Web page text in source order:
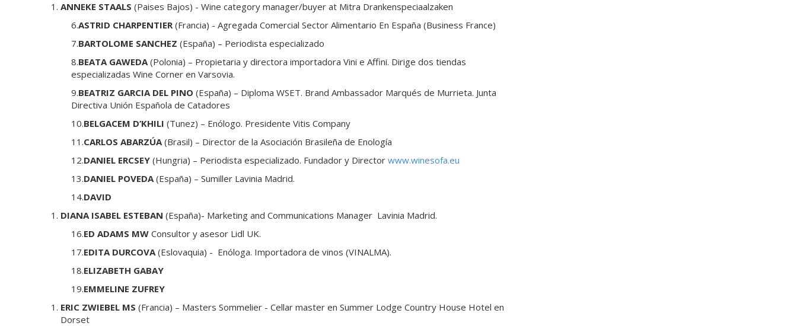
ANNEKE STAALS (Paises Bajos) - Wine category manager/buyer at Mitra Drankenspeciaalzaken
6.ASTRID CHARPENTIER(Francia) - Agregada Comercial Sector Alimentario En España (Business France)
7.BARTOLOME SANCHEZ (España) – Periodista especializado
8.BEATA GAWEDA(Polonia) – Propietaria y directora importadora Vini e Affini. Dirige dos tiendas
especializadas Wine Corner en Varsovia.
9.BEATRIZ GARCIA DEL PINO (España) – Diploma WSET. Brand Ambassador Marqués de Murrieta. Junta
Directiva Unión Española de Catadores
10.BELGACEM D’KHILI (Tunez) – Enólogo. Presidente Vitis Company
11.CARLOS ABARZÚA(Brasil) – Director de la Asociación Brasileña de Enología
12.DANIEL ERCSEY (Hungria) – Periodista especializado. Fundador y Director www.winesofa.eu
13.DANIEL POVEDA(España) – Sumiller Lavinia Madrid.
14.DAVID
DIANA ISABEL ESTEBAN (España)- Marketing and Communications Manager Lavinia Madrid.
16.ED ADAMS MW Consultor y asesor Lidl UK.
17.EDITA DURCOVA(Eslovaquia) - Enóloga. Importadora de vinos (VINALMA).
18.ELIZABETH GABAY
19.EMMELINE ZUFREY
ERIC ZWIEBEL MS (Francia) – Masters Sommelier - Cellar master en Summer Lodge Country House Hotel en
Dorset